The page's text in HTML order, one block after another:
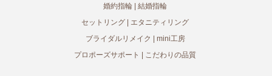
婚約指輪
結婚指輪
セットリング
エタニティリング
ブライダルリメイク
mini工房
プロポーズサポート
こだわりの品質